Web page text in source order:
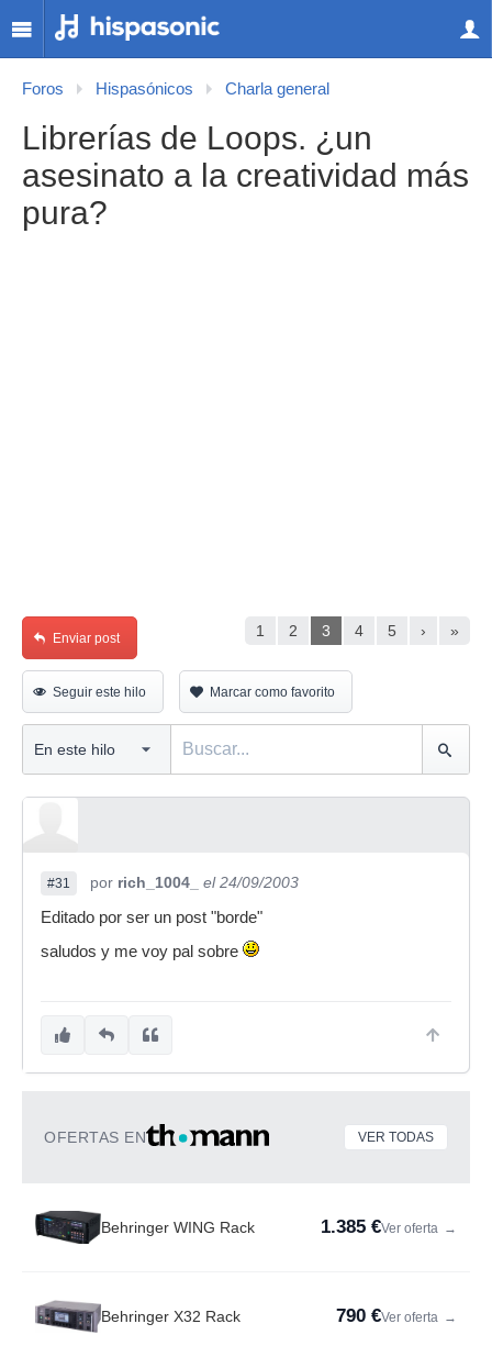
Foros Hispasónicos Charla general
Librerías de Loops. ¿un
asesinato a la creatividad más
pura?
1 2 3 4 5 › »
Enviar post
Seguir este hilo Marcar como favorito
#31 por rich_1004_
el 24/09/2003
Editado por ser un post "borde"
saludos y me voy pal sobre
OFERTAS EN VER TODAS
Behringer WING Rack 1.385 €Ver oferta →
Behringer X32 Rack 790 €Ver oferta →